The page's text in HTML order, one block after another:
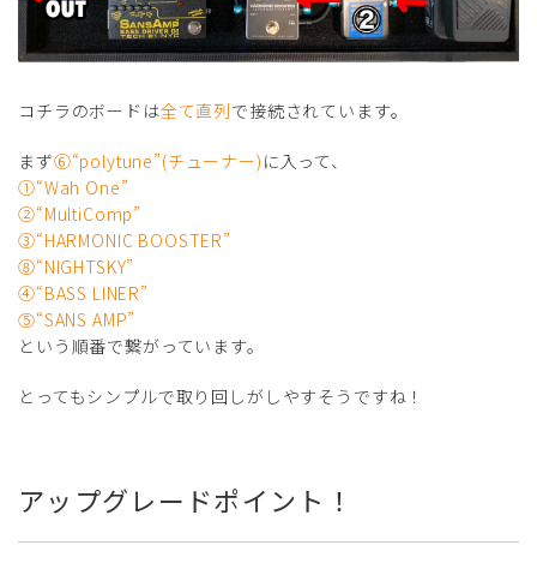
コチラのボードは全て直列で接続されています。
まず⑥“polytune”(チューナー) に入って、
①“Wah One”
②“MultiComp”
③“HARMONIC BOOSTER”
⑧“NIGHTSKY”
④“BASS LINER”
⑤“SANS AMP”
という順番で繋がっています。
とってもシンプルで取り回しがしやすそうですね！
アップグレードポイント！